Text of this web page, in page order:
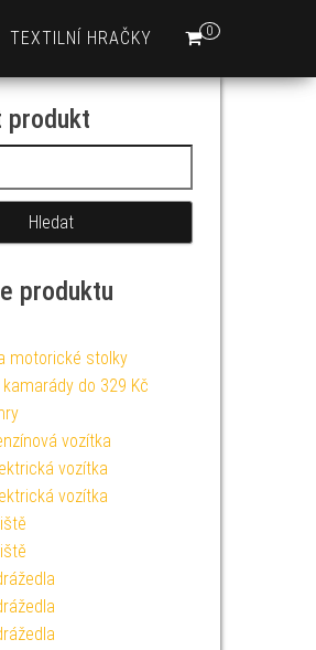
0
TEXTILNÍ HRAČKY
produkt
produktu
motorické stolky
do 329 Kč
vozítka
vozítka
vozítka